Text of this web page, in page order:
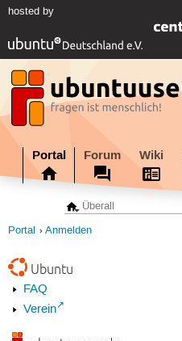
hosted by
Portal Forum Wiki
Portal Anmelden
Ubuntu
FAQ
Verein